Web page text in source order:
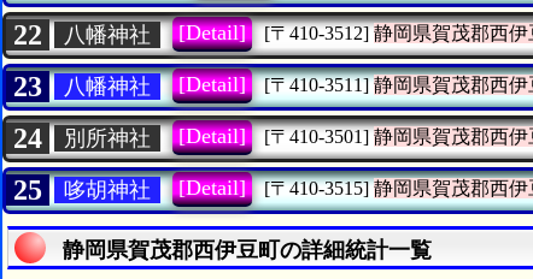
22 八幡神社 [Detail] [〒410-3512] 静岡県賀茂郡西伊
23 八幡神社 [Detail] [〒410-3511] 静岡県賀茂郡西伊
24 別所神社 [Detail] [〒410-3501] 静岡県賀茂郡西伊
25 哆胡神社 [Detail] [〒410-3515] 静岡県賀茂郡西伊
静岡県賀茂郡西伊豆町の詳細統計一覧